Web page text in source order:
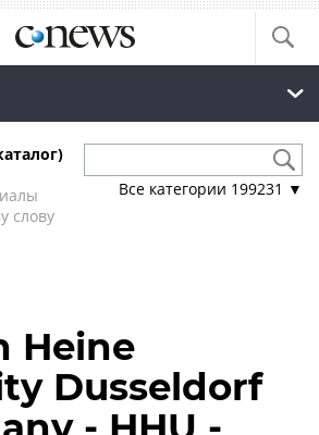
слову
Все категории 199231 ▼
Heine
Dusseldorf